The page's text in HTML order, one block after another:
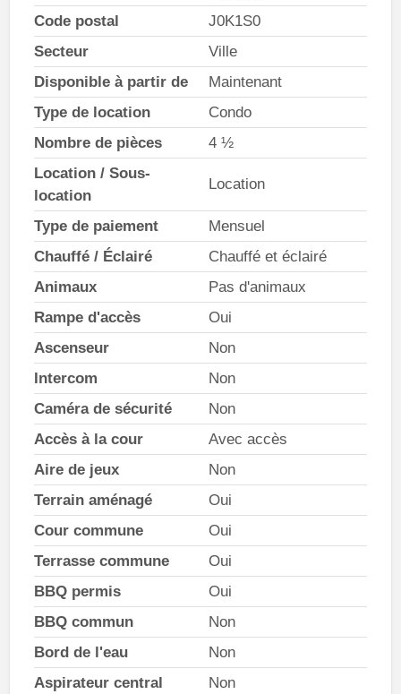
Code postal
J0K1S0
Secteur
Ville
Disponible à partir de
Maintenant
Type de location
Condo
Nombre de pièces
4 ½
Location / Sous-
location
Location
Type de paiement
Mensuel
Chauffé / Éclairé
Chauffé et éclairé
Animaux
Pas d'animaux
Rampe d'accès
Oui
Ascenseur
Non
Intercom
Non
Caméra de sécurité
Non
Accès à la cour
Avec accès
Aire de jeux
Non
Terrain aménagé
Oui
Cour commune
Oui
Terrasse commune
Oui
BBQ permis
Oui
BBQ commun
Non
Bord de l'eau
Non
Aspirateur central
Non